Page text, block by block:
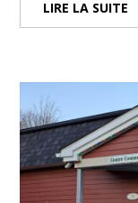
LIRE LA SUITE